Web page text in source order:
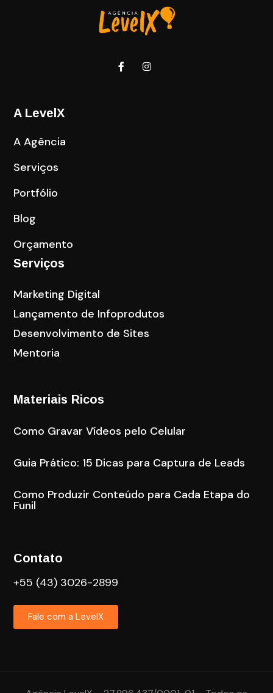
A LevelX
A Agência
Serviços
Portfólio
Blog
Orçamento
Serviços
Marketing Digital
Lançamento de Infoprodutos
Desenvolvimento de Sites
Mentoria
Materiais Ricos
Como Gravar Vídeos pelo Celular
Guia Prático: 15 Dicas para Captura de Leads
Como Produzir Conteúdo para Cada Etapa do
Funil
Contato
+55 (43) 3026-2899
Fale com a LevelX